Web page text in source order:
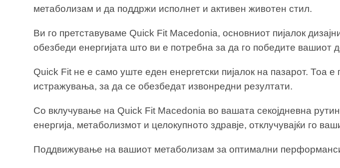
метаболизам и да поддржи исполнет и активен животен стил.
Ви го претставуваме Quick Fit Macedonia, основниот пијалок
обезбеди енергијата што ви е потребна за да го победите вашиот
Quick Fit не е само уште еден енергетски пијалок на пазарот. Тоа
истражувања, за да се обезбедат извонредни резултати.
Со вклучување на Quick Fit Macedonia во вашата секојдневна
енергија, метаболизмот и целокупното здравје, отклучувајќи го
Поддвижување на вашиот метаболизам за оптимални